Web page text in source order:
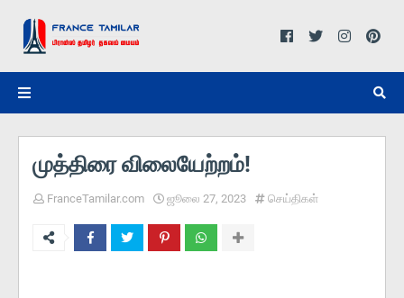
முத்திரை விலையேற்றம்!
FranceTamilar.com ஜூலை 27, 2023 செய்திகள்